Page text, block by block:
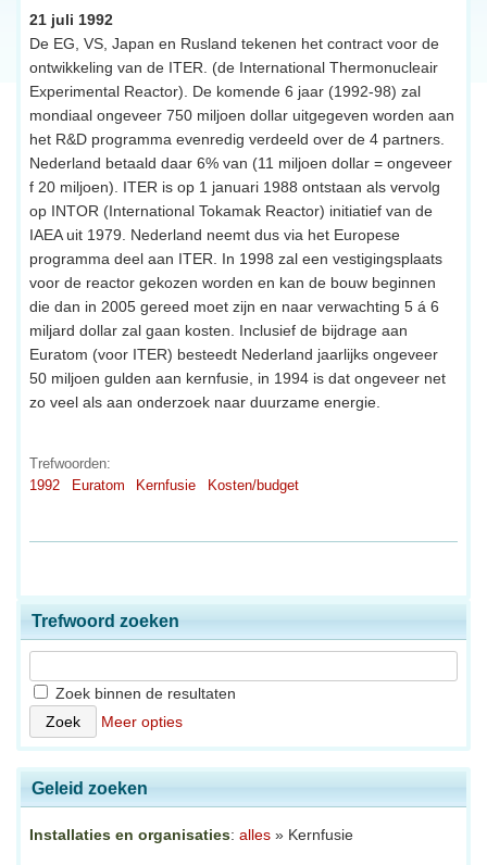
21 juli 1992
De EG, VS, Japan en Rusland tekenen het contract voor de
ontwikkeling van de ITER. (de International Thermonucleair
Experimental Reactor). De komende 6 jaar (1992-98) zal
mondiaal ongeveer 750 miljoen dollar uitgegeven worden aan
het R&D programma evenredig verdeeld over de 4 partners.
Nederland betaald daar 6% van (11 miljoen dollar = ongeveer
f 20 miljoen). ITER is op 1 januari 1988 ontstaan als vervolg
op INTOR (International Tokamak Reactor) initiatief van de
IAEA uit 1979. Nederland neemt dus via het Europese
programma deel aan ITER. In 1998 zal een vestigingsplaats
voor de reactor gekozen worden en kan de bouw beginnen
die dan in 2005 gereed moet zijn en naar verwachting 5 á 6
miljard dollar zal gaan kosten. Inclusief de bijdrage aan
Euratom (voor ITER) besteedt Nederland jaarlijks ongeveer
50 miljoen gulden aan kernfusie, in 1994 is dat ongeveer net
zo veel als aan onderzoek naar duurzame energie.
Trefwoorden:
1992
Euratom Kernfusie Kosten/budget
Trefwoord zoeken
Zoek binnen de resultaten
Meer opties
Geleid zoeken
Installaties en organisaties: alles » Kernfusie